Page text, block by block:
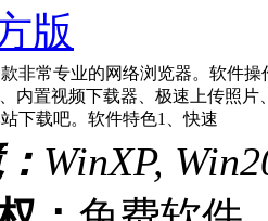
版
非常专业的网络浏览器。软件
内置视频下载器、极速上传照
下载吧。软件特色1、快速
WinXP,